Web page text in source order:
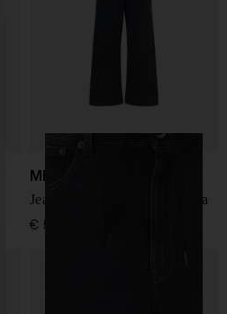
MM6 Maison Margiela
Jeans in denim a gamba larga
€ 520,00